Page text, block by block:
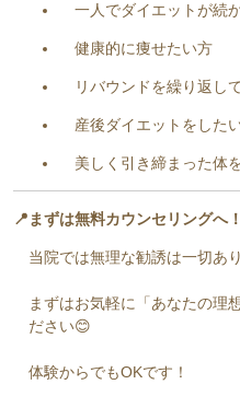
一人でダイエットが続
健康的に痩せたい方
リバウンドを繰り返し
産後ダイエットをした
美しく引き締まった体
📍まずは無料カウンセリングへ！
当院では無理な勧誘は一切あ
まずはお気軽に「あなたの理
ださい😊
体験からでもOKです！